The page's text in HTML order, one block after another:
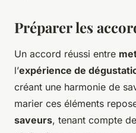
Préparer les
Un accord réussi entre
l’expérience de
créant une harmonie de
marier ces éléments
saveurs, tenant compte